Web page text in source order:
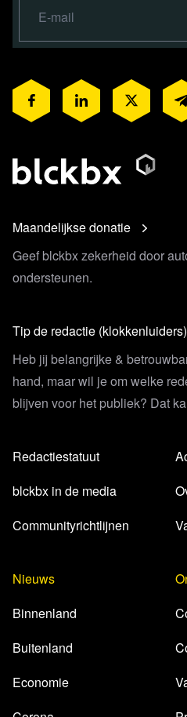
Maandelijkse donatie
Geef blckbx zekerheid door
ondersteunen.
Tip de redactie (klokkenluiders)
Heb jij belangrijke &
hand, maar wil je om welke
blijven voor het publiek? Dat
Redactiestatuut
blckbx in de media
Communityrichtlijnen
Nieuws
Binnenland
Buitenland
Economie